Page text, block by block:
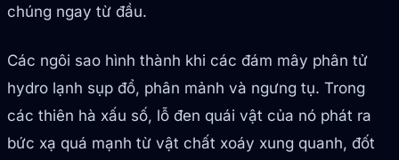
chúng ngay từ đầu.
Các ngôi sao hình thành khi các đám mây phân tử
hydro lạnh sụp đổ, phân mảnh và ngưng tụ. Trong
các thiên hà xấu số, lỗ đen quái vật của nó phát ra
bức xạ quá mạnh từ vật chất xoáy xung quanh, đốt